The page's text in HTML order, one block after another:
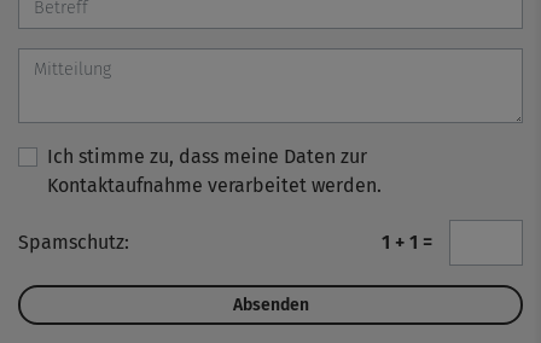
Ich stimme zu, dass meine Daten zur
Kontaktaufnahme verarbeitet werden.
Spamschutz: 1 + 1 =